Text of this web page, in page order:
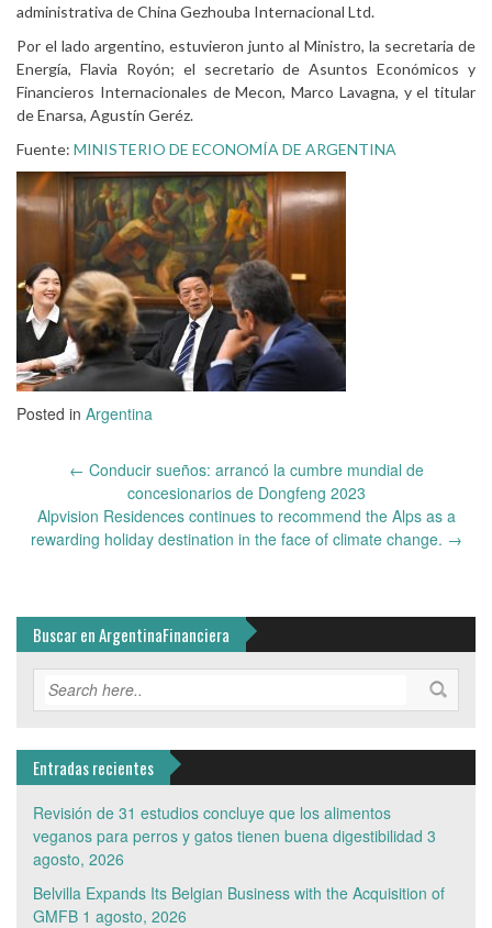
administrativa de China Gezhouba Internacional Ltd.
Por el lado argentino, estuvieron junto al Ministro, la secretaria de
Energía, Flavia Royón; el secretario de Asuntos Económicos y
Financieros Internacionales de Mecon, Marco Lavagna, y el titular
de Enarsa, Agustín Geréz.
Fuente: MINISTERIO DE ECONOMÍA DE ARGENTINA
Posted in Argentina
← Conducir sueños: arrancó la cumbre mundial de
concesionarios de Dongfeng 2023
Alpvision Residences continues to recommend the Alps as a
rewarding holiday destination in the face of climate change. →
Buscar en ArgentinaFinanciera
Entradas recientes
Revisión de 31 estudios concluye que los alimentos
veganos para perros y gatos tienen buena digestibilidad 3
agosto, 2026
Belvilla Expands Its Belgian Business with the Acquisition of
GMFB 1 agosto, 2026